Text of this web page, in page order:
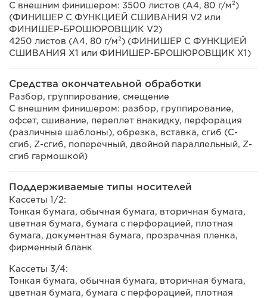
С внешним финишером: 3500 листов (A4, 80 г/м²)
(ФИНИШЕР С ФУНКЦИЕЙ СШИВАНИЯ V2 или
ФИНИШЕР-БРОШЮРОВЩИК V2)
4250 листов (A4, 80 г/м²) (ФИНИШЕР С ФУНКЦИЕЙ
СШИВАНИЯ Х1 или ФИНИШЕР-БРОШЮРОВЩИК Х1)
Средства окончательной обработки
Разбор, группирование, смещение
С внешним финишером: разбор, группирование,
офсет, сшивание, переплет внакидку, перфорация
(различные шаблоны), обрезка, вставка, сгиб (C-
сгиб, Z-сгиб, поперечный, двойной параллельный, Z-
сгиб гармошкой)
Поддерживаемые типы носителей
Кассеты 1/2:
Тонкая бумага, обычная бумага, вторичная бумага,
цветная бумага, бумага с перфорацией, плотная
бумага, документная бумага, прозрачная пленка,
фирменный бланк
Кассеты 3/4:
Тонкая бумага, обычная бумага, вторичная бумага,
цветная бумага, бумага с перфорацией, плотная